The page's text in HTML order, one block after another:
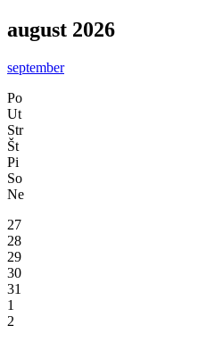
august 2026
september
Po
Ut
Str
Št
Pi
So
Ne
27
28
29
30
31
1
2